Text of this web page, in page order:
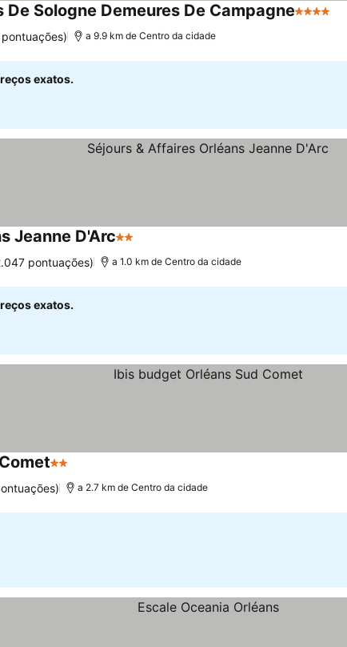
Sologne Demeures De Campagne4 Estrelas
a 9.9 km de Centro da cidade
exatos.
Jeanne D'Arc2 Estrelas
pontuações) a 1.0 km de Centro da cidade
exatos.
2 Estrelas
a 2.7 km de Centro da cidade